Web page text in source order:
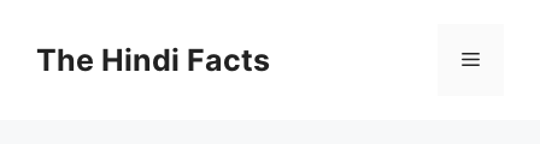
The Hindi Facts